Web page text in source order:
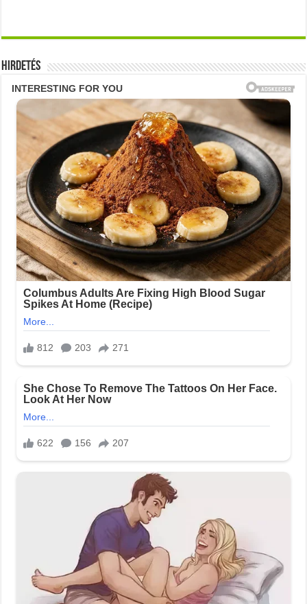
Hirdetés